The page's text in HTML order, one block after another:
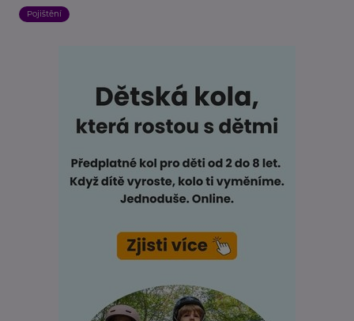
Pojištění